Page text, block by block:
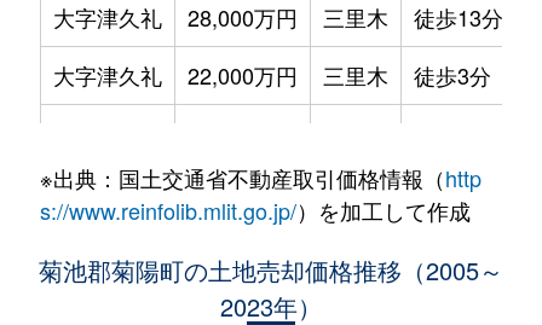
大字津久礼
28,000万円 三里木
徒歩13分
大字津久礼
22,000万円 三里木
徒歩3分
大字津久礼
70,000万円 光の森
徒歩3分
760万円
※出典：国土交通省不動産取引価格情報（http
s://www.reinfolib.mlit.go.jp/）を加工して作成
菊池郡菊陽町の土地売却価格推移（2005～
2023年）